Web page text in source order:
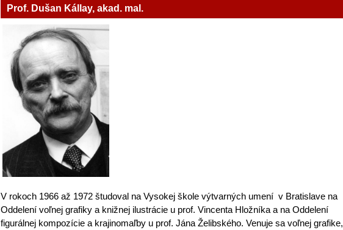
Prof. Dušan Kállay, akad. mal.
V rokoch 1966 až 1972 študoval na Vysokej škole výtvarných umení v Bratislave na
Oddelení voľnej grafiky a knižnej ilustrácie u prof. Vincenta Hložníka a na Oddelení
figurálnej kompozície a krajinomaľby u prof. Jána Želibského. Venuje sa voľnej grafike,